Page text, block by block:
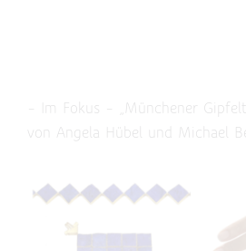
– Im Fokus – „Münchener
von Angela Hübel und Michael